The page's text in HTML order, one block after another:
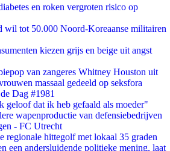
en roken vergroten risico op
wil tot 50.000 Noord-Koreaanse militairen
kiezen grijs en beige uit angst
van zangeres Whitney Houston uit
massaal gedeeld op seksfora
Dag #1981
geloof dat ik heb gefaald als moeder"
wapenproductie van defensiebedrijven
- FC Utrecht
regionale hittegolf met lokaal 35 graden
een andersluidende politieke mening, laat